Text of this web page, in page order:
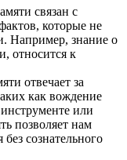
связан с
которые не
Например, знание о
относится к
отвечает за
как вождение
или
позволяет нам
сознательного